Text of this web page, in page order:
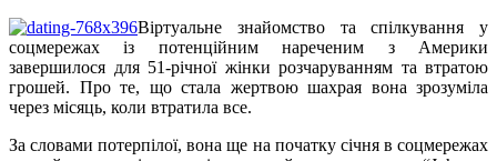
Віртуальне знайомство та спілкування у
соцмережах із потенційним нареченим з Америки
завершилося для 51-річної жінки розчаруванням та втратою
грошей. Про те, що стала жертвою шахрая вона зрозуміла
через місяць, коли втратила все.
За словами потерпілої, вона ще на початку січня в соцмережах